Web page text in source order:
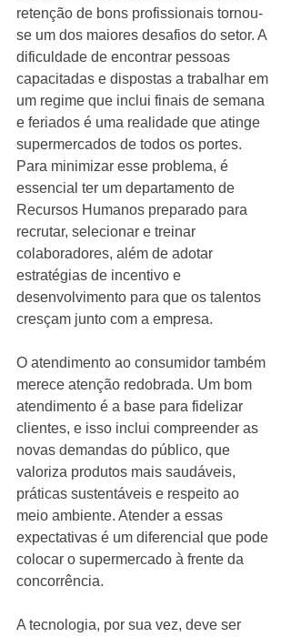
retenção de bons profissionais tornou-
se um dos maiores desafios do setor. A
dificuldade de encontrar pessoas
capacitadas e dispostas a trabalhar em
um regime que inclui finais de semana
e feriados é uma realidade que atinge
supermercados de todos os portes.
Para minimizar esse problema, é
essencial ter um departamento de
Recursos Humanos preparado para
recrutar, selecionar e treinar
colaboradores, além de adotar
estratégias de incentivo e
desenvolvimento para que os talentos
cresçam junto com a empresa.
O atendimento ao consumidor também
merece atenção redobrada. Um bom
atendimento é a base para fidelizar
clientes, e isso inclui compreender as
novas demandas do público, que
valoriza produtos mais saudáveis,
práticas sustentáveis e respeito ao
meio ambiente. Atender a essas
expectativas é um diferencial que pode
colocar o supermercado à frente da
concorrência.
A tecnologia, por sua vez, deve ser